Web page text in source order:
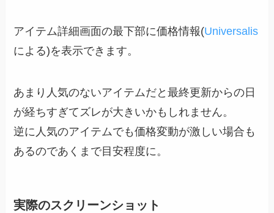
アイテム詳細画面の最下部に価格情報(Universalis
による)を表示できます。
あまり人気のないアイテムだと最終更新からの日
が経ちすぎてズレが大きいかもしれません。
逆に人気のアイテムでも価格変動が激しい場合も
あるのであくまで目安程度に。
実際のスクリーンショット